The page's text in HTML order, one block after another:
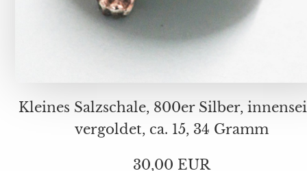
Kleines Salzschale, 800er Silber, innenseitig
vergoldet, ca. 15, 34 Gramm
30,00 EUR